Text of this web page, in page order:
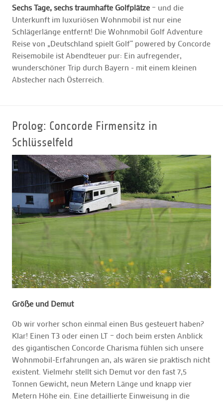
GOLF CARD
GOLF & WOMO
MALLORCA GOLFWOCHE
Sechs Tage, sechs traumhafte Golfplätze – und die
Unterkunft im luxuriösen Wohnmobil ist nur eine
Schlägerlänge entfernt! Die Wohnmobil Golf Adventure
Reise von „Deutschland spielt Golf“ powered by Concorde
Reisemobile ist Abendteuer pur: Ein aufregender,
wunderschöner Trip durch Bayern - mit einem kleinen
Abstecher nach Österreich.
Prolog: Concorde Firmensitz in
Schlüsselfeld
Größe und Demut
Ob wir vorher schon einmal einen Bus gesteuert haben?
Klar! Einen T3 oder einen LT – doch beim ersten Anblick
des gigantischen Concorde Charisma fühlen sich unsere
Wohnmobil-Erfahrungen an, als wären sie praktisch nicht
existent. Vielmehr stellt sich Demut vor den fast 7,5
Tonnen Gewicht, neun Metern Länge und knapp vier
Metern Höhe ein. Eine detaillierte Einweisung in die